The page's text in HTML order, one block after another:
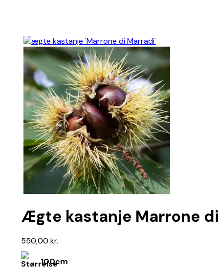
Ægte kastanje Marrone
550,00 kr.
100cm